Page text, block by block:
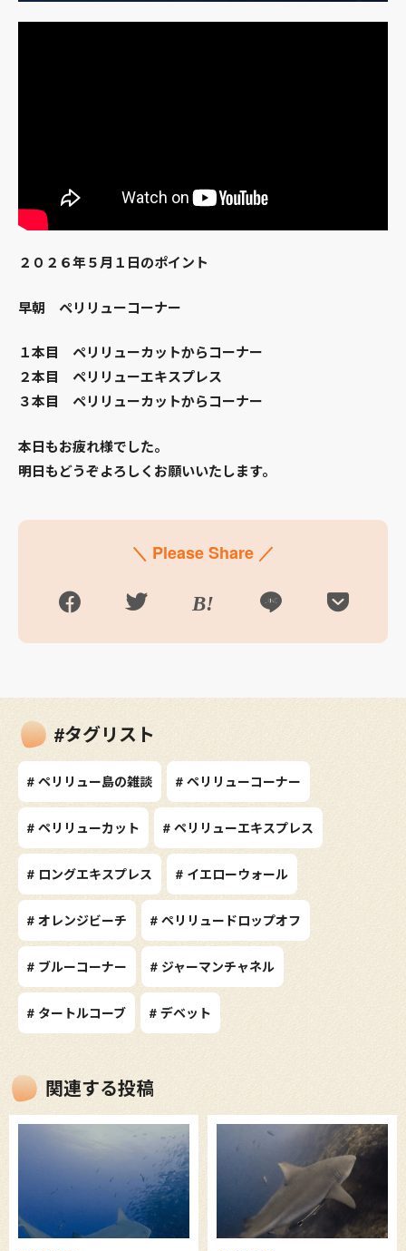
２０２６年５月１日のポイント
早朝 ペリリューコーナー
１本目 ペリリューカットからコーナー
２本目 ペリリューエキスプレス
３本目 ペリリューカットからコーナー
本日もお疲れ様でした。
明日もどうぞよろしくお願いいたします。
＼ Please Share ／
#タグリスト
# ペリリュー島の雑談 # ペリリューコーナー
# ペリリューカット # ペリリューエキスプレス
# ロングエキスプレス # イエローウォール
# オレンジビーチ # ペリリュードロップオフ
# ブルーコーナー # ジャーマンチャネル
# タートルコーブ # デベット
関連する投稿